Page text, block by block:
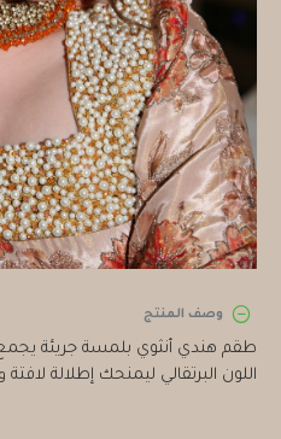
وصف المنتج
طقم هندي أنثوي بلمسة جريئة
اللون البرتقالي ليمنحك إطلالة لافتة